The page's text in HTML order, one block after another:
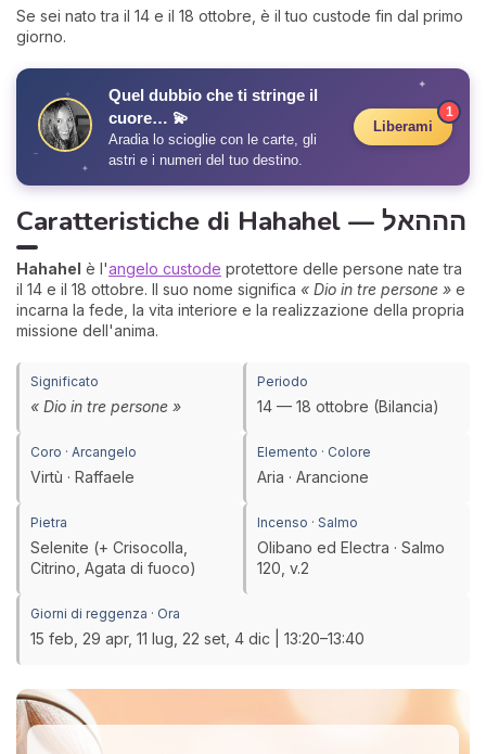
Se sei nato tra il 14 e il 18 ottobre, è il tuo custode fin dal primo
giorno.
✦
✦
✧
Quel dubbio che ti stringe il
cuore… 💫
Aradia lo scioglie con le carte, gli
astri e i numeri del tuo destino.
Liberami
1
Caratteristiche di Hahahel — הההאל
Hahahel è l'angelo custode protettore delle persone nate tra
il 14 e il 18 ottobre. Il suo nome significa « Dio in tre persone » e
incarna la fede, la vita interiore e la realizzazione della propria
missione dell'anima.
Significato
« Dio in tre persone »
Periodo
14 — 18 ottobre (Bilancia)
Coro · Arcangelo
Virtù · Raffaele
Elemento · Colore
Aria · Arancione
Pietra
Selenite (+ Crisocolla,
Citrino, Agata di fuoco)
Incenso · Salmo
Olibano ed Electra · Salmo
120, v.2
Giorni di reggenza · Ora
15 feb, 29 apr, 11 lug, 22 set, 4 dic | 13:20–13:40